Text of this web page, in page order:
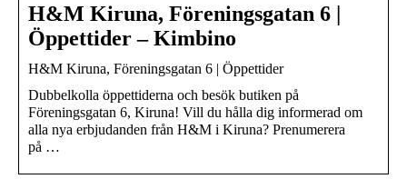
H&M Kiruna, Föreningsgatan 6 |
Öppettider – Kimbino
H&M Kiruna, Föreningsgatan 6 | Öppettider
Dubbelkolla öppettiderna och besök butiken på
Föreningsgatan 6, Kiruna! Vill du hålla dig informerad om
alla nya erbjudanden från H&M i Kiruna? Prenumerera
på …